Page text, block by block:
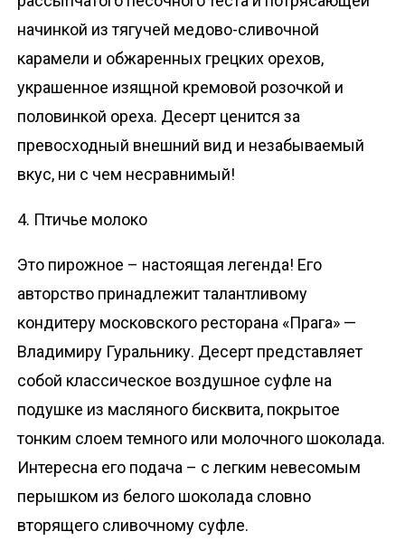
начинкой из тягучей медово-сливочной
карамели и обжаренных грецких орехов,
украшенное изящной кремовой розочкой и
половинкой ореха. Десерт ценится за
превосходный внешний вид и незабываемый
вкус, ни с чем несравнимый!
4. Птичье молоко
Это пирожное – настоящая легенда! Его
авторство принадлежит талантливому
кондитеру московского ресторана «Прага» —
Владимиру Гуральнику. Десерт представляет
собой классическое воздушное суфле на
подушке из масляного бисквита, покрытое
тонким слоем темного или молочного шоколада.
Интересна его подача – с легким невесомым
перышком из белого шоколада словно
вторящего сливочному суфле.